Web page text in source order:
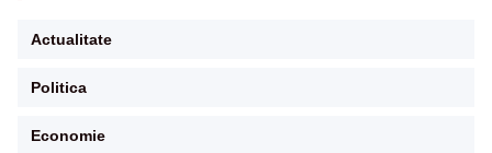
Actualitate
Politica
Economie